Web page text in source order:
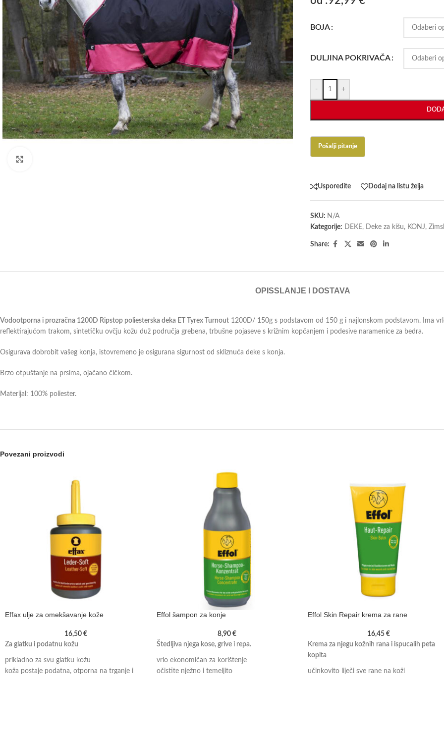
BOJA
DULJINA POKRIVAČA
- +
Usporedite Dodaj na listu želja
SKU: N/A
Kategorije: DEKE, Deke za kišu, KONJ,
Share:
OPISSLANJE I DOSTAVA
Vodootporna i prozračna 1200D Ripstop poliesterska deka ET Tyrex Turnout 1200D/ 150g s podstavom od 150 g i najlonskom podstavom. Ima
reflektirajućom trakom, sintetičku ovčju kožu duž područja grebena, trbušne pojaseve s križnim kopčanjem i podesive naramenice za bedra.
Osigurava dobrobit vašeg konja, istovremeno je osigurana sigurnost od skliznuća deke s konja.
Brzo otpuštanje na prsima, ojačano čičkom.
Materijal: 100% poliester.
Povezani proizvodi
Effax ulje za omekšavanje kože
16,50 €
Za glatku i podatnu kožu
prikladno za svu glatku kožu
koža postaje podatna, otporna na trganje i
Effol šampon za konje
8,90€
Štedljiva njega kose, grive i repa.
vrlo ekonomičan za korištenje
očistite nježno i temeljito
Effol Skin Repair krema za rane
16,45 €
Krema za njegu kožnih rana i ispucalih peta
kopita
učinkovito liječi sve rane na koži